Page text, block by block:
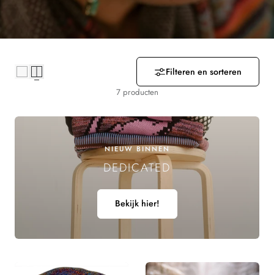
M
I
N
G
Filteren en sorteren
7 producten
NIEUW BINNEN
DEDICATED
Bekijk hier!